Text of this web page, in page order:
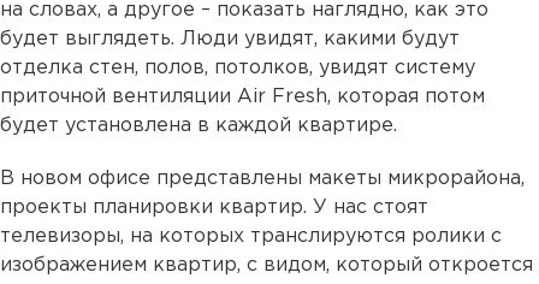
на словах, а другое – показать наглядно, как это
будет выглядеть. Люди увидят, какими будут
отделка стен, полов, потолков, увидят систему
приточной вентиляции Air Fresh, которая потом
будет установлена в каждой квартире.
В новом офисе представлены макеты микрорайона,
проекты планировки квартир. У нас стоят
телевизоры, на которых транслируются ролики с
изображением квартир, с видом, который откроется